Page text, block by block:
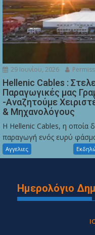
29 Ιουνίου, 2026
Hellenic Cables :
Παραγωγικές μας
-Αναζητούμε
& Μηχανολόγους
Η Hellenic Cables, η οποία
παραγωγή ενός ευρύ
Αγγελιες
Ημερολόγιο